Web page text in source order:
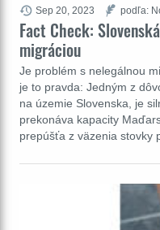
Fact Check:
migráciou
Je problém s nelegálnou
je to pravda: Jedným z
na územie Slovenska, je
prekonáva kapacity
prepúšťa z väzenia stovky
Sep 20, 2023 podľa: